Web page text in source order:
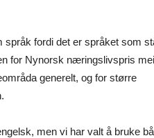
språk fordi det er språket som
for Nynorsk næringslivspris
generelt, og for større
men vi har valt å bruke